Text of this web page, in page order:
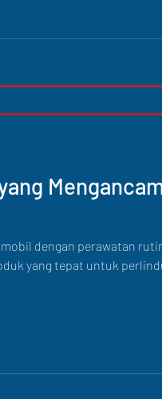
dengan perawatan
yang tepat untuk